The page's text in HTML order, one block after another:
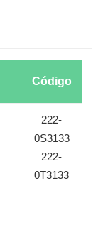
Código
222-
0S3133
222-
0T3133